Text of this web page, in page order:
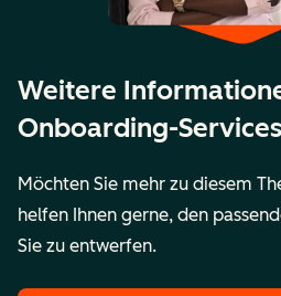
Weitere
Onboarding-Services
Möchten Sie mehr zu diesem
helfen Ihnen gerne, den
Sie zu entwerfen.